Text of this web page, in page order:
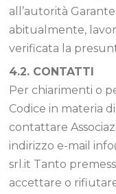
all’autorità
abitualmente,
verificata la
4.2. CONTATTI
Per chiarimenti o
Codice in materia
contattare
indirizzo e-mail
srl.it Tanto
accettare o